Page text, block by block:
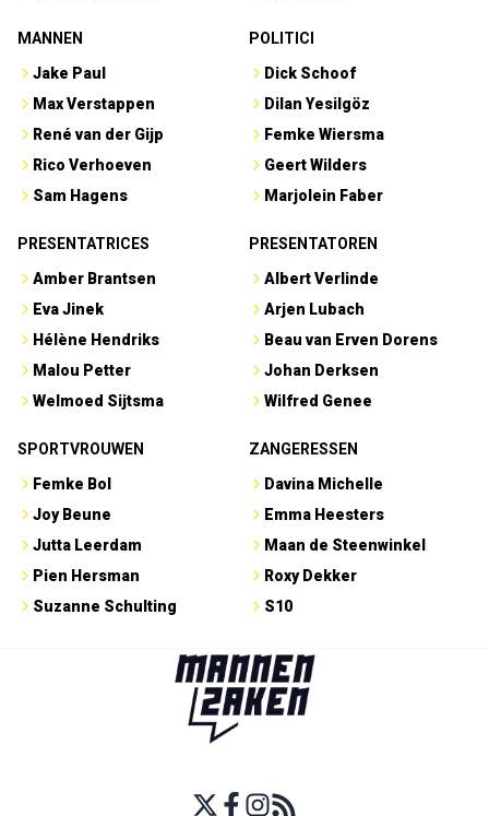
MANNEN
Jake Paul
Max Verstappen
René van der Gijp
Rico Verhoeven
Sam Hagens
POLITICI
Dick Schoof
Dilan Yesilgöz
Femke Wiersma
Geert Wilders
Marjolein Faber
PRESENTATRICES
Amber Brantsen
Eva Jinek
Hélène Hendriks
Malou Petter
Welmoed Sijtsma
PRESENTATOREN
Albert Verlinde
Arjen Lubach
Beau van Erven Dorens
Johan Derksen
Wilfred Genee
SPORTVROUWEN
Femke Bol
Joy Beune
Jutta Leerdam
Pien Hersman
Suzanne Schulting
ZANGERESSEN
Davina Michelle
Emma Heesters
Maan de Steenwinkel
Roxy Dekker
S10